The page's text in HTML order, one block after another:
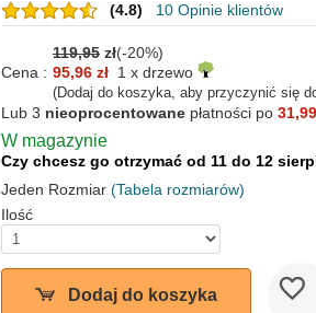
(4.8) 10 Opinie klientów
119,95 zł(-20%)
Cena : 95,96 zł 1 x drzewo
(Dodaj do koszyka, aby przyczynić się
Lub 3 nieoprocentowane płatności po
W magazynie
Czy chcesz go otrzymać od 11 do 12
Jeden Rozmiar (Tabela rozmiarów)
Ilość
Dodaj do koszyka